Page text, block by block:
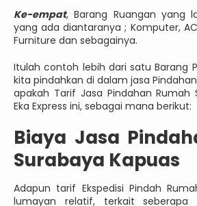
Ke-empat, Barang Ruangan yang
yang ada diantaranya ; Komputer,
Furniture dan sebagainya.
Itulah contoh lebih dari satu Barang
kita pindahkan di dalam jasa
apakah Tarif Jasa Pindahan Rumah
Eka Express ini, sebagai mana berikut:
Biaya Jasa
Surabaya Kapuas
Adapun tarif Ekspedisi Pindah
lumayan relatif, terkait seberapa